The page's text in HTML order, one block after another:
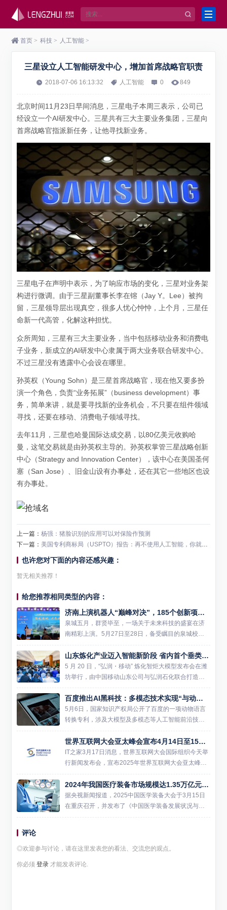
首页 > 科技 > 人工智能 >
三星设立人工智能研发中心，增加首席战略官职责
2018-07-06 16:13:32 人工智能 0 849
北京时间11月23日早间消息，三星电子本周三表示，公司已
经设立一个AI研发中心。三星共有三大主要业务集团，三星向
首席战略官指派新任务，让他寻找新业务。
三星电子在声明中表示，为了响应市场的变化，三星对业务架
构进行微调。由于三星副董事长李在镕（Jay Y。Lee）被拘
留，三星领导层出现真空，很多人忧心忡忡，上个月，三星任
命新一代高管，化解这种担忧。
众所周知，三星有三大主要业务，当中包括移动业务和消费电
子业务，新成立的AI研发中心隶属于两大业务联合研发中心。
不过三星没有透露中心会设在哪里。
孙英权（Young Sohn）是三星首席战略官，现在他又要多扮
演一个角色，负责“业务拓展”（business development）事
务，简单来讲，就是要寻找新的业务机会，不只要在组件领域
寻找，还要在移动、消费电子领域寻找。
去年11月，三星也哈曼国际达成交易，以80亿美元收购哈
曼，这笔交易就是由孙英权主导的。孙英权掌管三星战略创新
中心（Strategy and Innovation Center），该中心在美国圣何
塞（San Jose）、旧金山设有办事处，还在其它一些地区也设
有办事处。
上一篇：杨强：猪脸识别的应用可以对保险作预测
下一篇： 美国专利商标局（USPTO）报告：再不使用人工智能，你就落伍啦！
也许您对下面的内容还感兴趣：
暂无相关推荐！
给您推荐相同类型的内容：
济南上演机器人“巅峰对决”，185个创新项目共绘产业新图景
泉城五月，群贤毕至，一场关于未来科技的盛宴在济
南精彩上演。5月27日至28日，备受瞩目的泉城校友
未来机器人创新创业大赛决赛在济南隆重举行。来自
海内外125所高校校友带来的185个顶尖机器人项目齐
聚一堂，围...
山东炼化产业迈入智能新阶段 省内首个垂类炼化大模型在潍坊发布
5 月 20 日，“弘润・移动” 炼化智炬大模型发布会在潍
坊举行，由中国移动山东公司与弘润石化联合打造的
山东省首个炼化行业垂直大模型正式亮相，标志着山
东炼化行业正式进入大模型智能驱动的全新发展阶
段。 当前...
百度推出AI黑科技：多模态技术实现“与动物对话”
5月6日，国家知识产权局公开了百度的一项动物语言
转换专利，涉及大模型及多模态等人工智能前沿技
术，通过识别动物声音、表情、动作等多模态数据，
将动物语言转换为人类语言，这不仅增强了人类对动
物行为和情感状态的综...
世界互联网大会亚太峰会宣布4月14日至15日首度在香港召开
IT之家3月17日消息，世界互联网大会国际组织今天举
行新闻发布会，宣布2025年世界互联网大会亚太峰会
将于4月14日至15日在香港会议展览中心召开。这是
首届举行的世界互联网大会亚太峰会，由世界互联网
大会主...
2024年我国医疗装备市场规模达1.35万亿元，AI与医疗装备结合迎机遇
据央视新闻报道，2025中国医学装备大会于3月15日
在重庆召开，并发布了《中国医学装备发展状况与趋
势 (2024)》蓝皮书。蓝皮书显示，2024年我国医学装
评论
◎欢迎参与讨论，请在这里发表您的看法、交流您的观点。
你必须登录 才能发表评论.